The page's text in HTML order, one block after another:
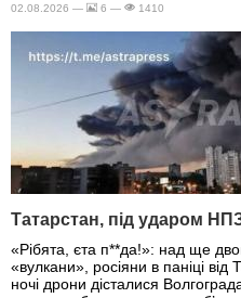
02.08.2026 — 6 — 1410
Татарстан, під ударом
«Рібята, єта п**да!»: над ще
«вулкани», росіяни в паніці від
ночі дрони дісталися